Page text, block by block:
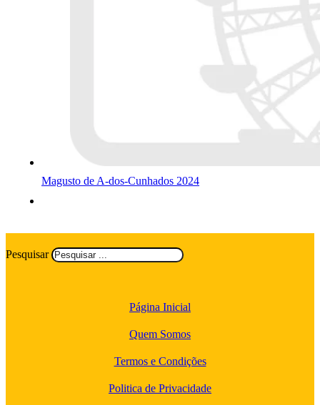
Magusto de A-dos-Cunhados 2024
Pesquisar
Página Inicial
Quem Somos
Termos e Condições
Politica de Privacidade